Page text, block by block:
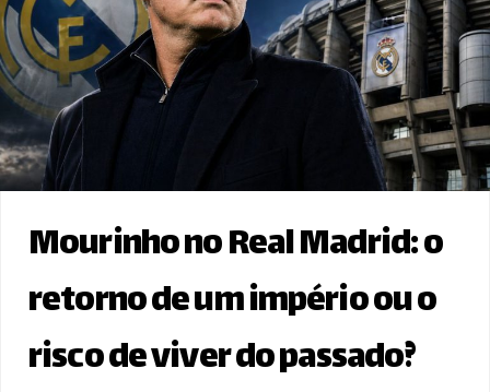
Mourinho no Real Madrid: o
retorno de um império ou o
risco de viver do passado?